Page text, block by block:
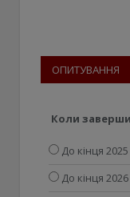
ОПИТУВАННЯ
Коли
До кінця
До кінця